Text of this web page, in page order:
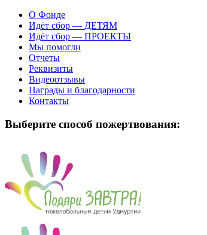
О Фонде
Идёт сбор — ДЕТЯМ
Идёт сбор — ПРОЕКТЫ
Мы помогли
Отчеты
Реквизиты
Видеоотзывы
Награды и благодарности
Контакты
Выберите способ пожертвования: